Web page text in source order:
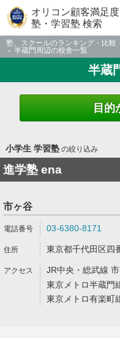
オリコン顧客満足
塾・学習塾 検索
塾、スクールのランキング・比較
半蔵門周辺の校舎一覧
半蔵
目的
小学生 学習塾の絞り込み
進学塾 ena
市ヶ谷
03-6380-8171
東京都千代田区四
JR中央・総武線
東京メトロ半蔵門
東京メトロ有楽町